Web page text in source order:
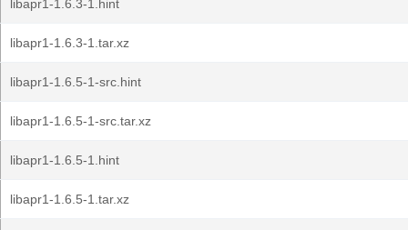
libapr1-1.6.3-1.hint
libapr1-1.6.3-1.tar.xz
libapr1-1.6.5-1-src.hint
libapr1-1.6.5-1-src.tar.xz
libapr1-1.6.5-1.hint
libapr1-1.6.5-1.tar.xz